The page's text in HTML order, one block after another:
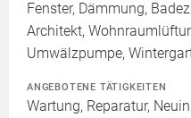
Fenster, Dämmung,
Architekt,
Umwälzpumpe,
ANGEBOTENE TÄTIGKEITEN
Wartung, Reparatur,